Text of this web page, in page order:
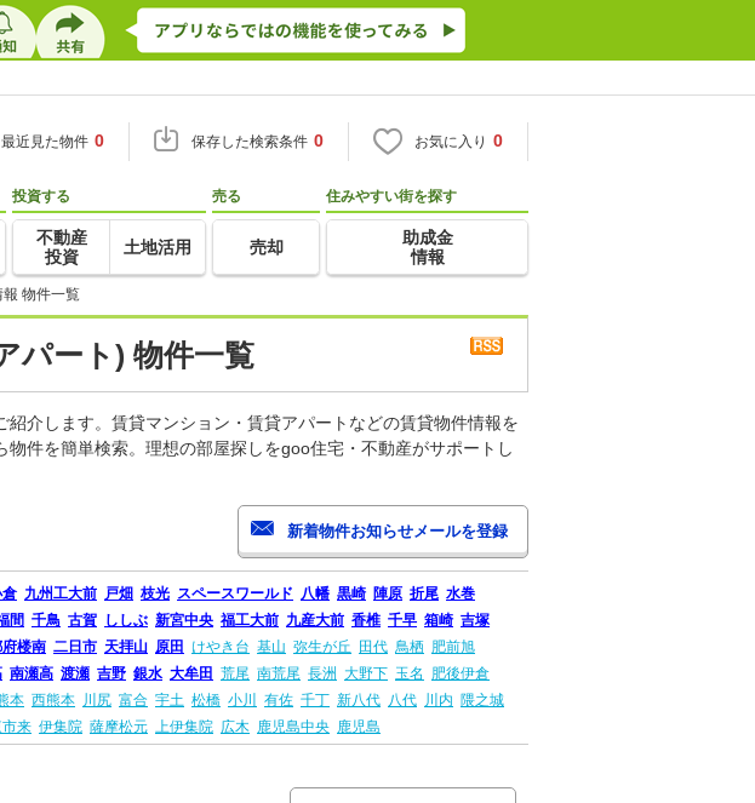
最近見た物件 0 保存した検索条件 0 お気に入り 0
投資する
不動産
投資
土地活用
売る
売却
住みやすい街を探す
助成金
情報
物件一覧
パート) 物件一覧
介します。賃貸マンション・賃貸アパートなどの賃貸物件情報を
件を簡単検索。理想の部屋探しをgoo住宅・不動産がサポートし
九州工大前 戸畑 枝光 スペースワールド 八幡 黒崎 陣原 折尾 水巻
間 千鳥 古賀 ししぶ 新宮中央 福工大前 九産大前 香椎 千早 箱崎 吉塚
楼南 二日市 天拝山 原田 けやき台 基山 弥生が丘 田代 鳥栖 肥前旭
南瀬高 渡瀬 吉野 銀水 大牟田 荒尾 南荒尾 長洲 大野下 玉名
肥後伊倉
本 西熊本 川尻 富合 宇土 松橋 小川 有佐 千丁 新八代 八代 川内 隈之城
来 伊集院 薩摩松元 上伊集院 広木 鹿児島中央 鹿児島